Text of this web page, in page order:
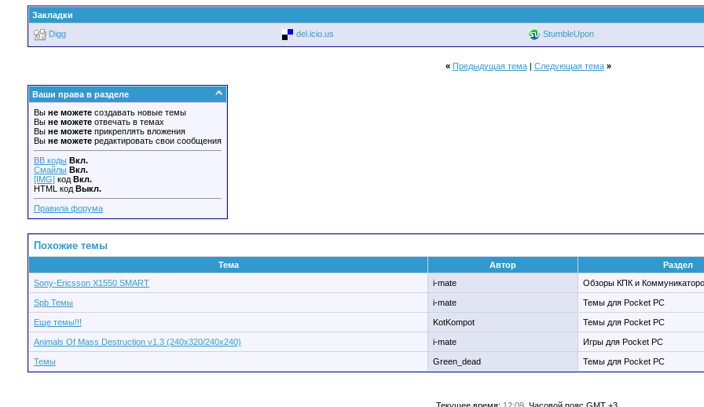
Закладки
Digg
del.icio.us StumbleUpon
« Предыдущая тема| Следующая тема »
Ваши права в разделе
Вы не можете создавать новые темы
Вы не можете отвечать в темах
Вы не можете прикреплять вложения
Вы не можете редактировать свои сообщения
BB коды Вкл.
Смайлы Вкл.
[IMG] код Вкл.
HTML код Выкл.
Правила форума
Похожие темы
Тема Автор
Раздел
Sony-Ericsson X1550 SMART
i-mate Обзоры КПК и
Spb Темы i-mate Темы для Pocket PC
Еще темы!!! KotKompot Темы для Pocket PC
Animals Of Mass Destruction v1.3 (240x320/240x240) i-mate Игры для Pocket PC
Темы Green_dead Темы для Pocket PC